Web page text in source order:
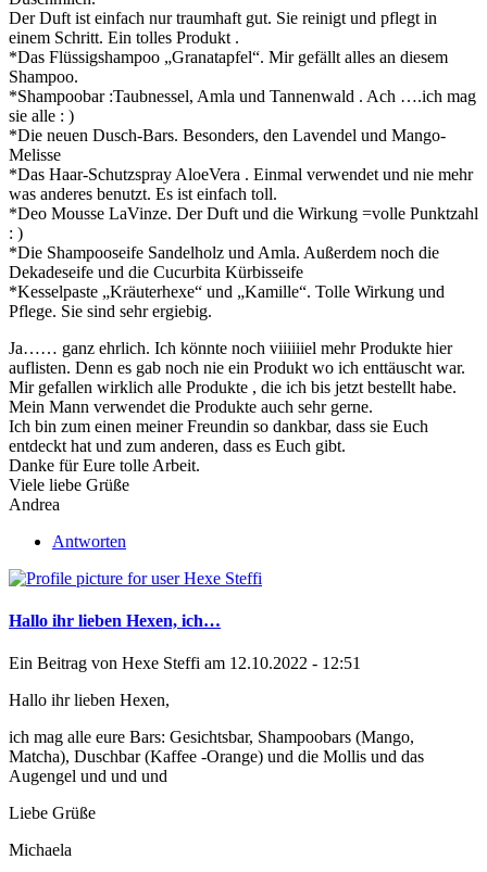
Der Duft ist einfach nur traumhaft gut. Sie reinigt und pflegt in
einem Schritt. Ein tolles Produkt .
*Das Flüssigshampoo „Granatapfel“. Mir gefällt alles an diesem
Shampoo.
*Shampoobar :Taubnessel, Amla und Tannenwald . Ach ….ich mag
sie alle : )
*Die neuen Dusch-Bars. Besonders, den Lavendel und Mango-
Melisse
*Das Haar-Schutzspray AloeVera . Einmal verwendet und nie mehr
was anderes benutzt. Es ist einfach toll.
*Deo Mousse LaVinze. Der Duft und die Wirkung =volle Punktzahl
: )
*Die Shampooseife Sandelholz und Amla. Außerdem noch die
Dekadeseife und die Cucurbita Kürbisseife
*Kesselpaste „Kräuterhexe“ und „Kamille“. Tolle Wirkung und
Pflege. Sie sind sehr ergiebig.
Ja…… ganz ehrlich. Ich könnte noch viiiiiiel mehr Produkte hier
auflisten. Denn es gab noch nie ein Produkt wo ich enttäuscht war.
Mir gefallen wirklich alle Produkte , die ich bis jetzt bestellt habe.
Mein Mann verwendet die Produkte auch sehr gerne.
Ich bin zum einen meiner Freundin so dankbar, dass sie Euch
entdeckt hat und zum anderen, dass es Euch gibt.
Danke für Eure tolle Arbeit.
Viele liebe Grüße
Andrea
Antworten
Hallo ihr lieben Hexen, ich…
Ein Beitrag von Hexe Steffi am 12.10.2022 - 12:51
Hallo ihr lieben Hexen,
ich mag alle eure Bars: Gesichtsbar, Shampoobars (Mango,
Matcha), Duschbar (Kaffee -Orange) und die Mollis und das
Augengel und und und
Liebe Grüße
Michaela